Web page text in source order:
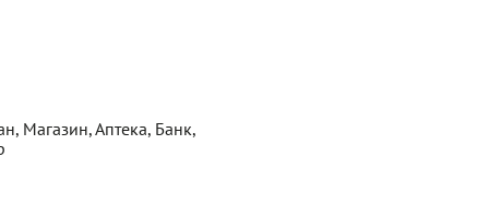
Магазин, Аптека, Банк,